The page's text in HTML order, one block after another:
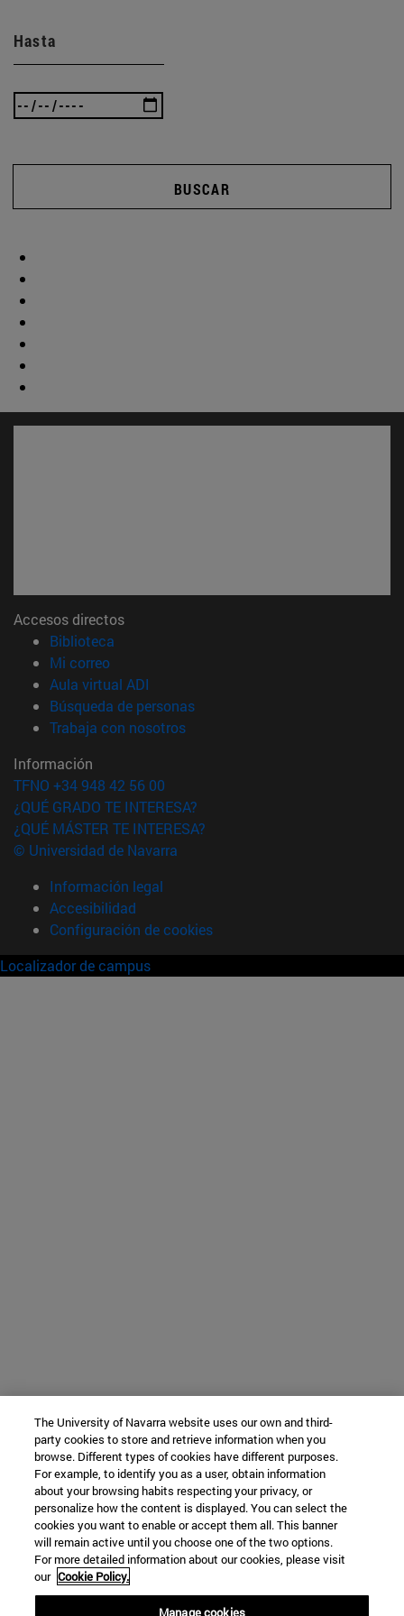
Hasta
BUSCAR
Accesos directos
Biblioteca
Mi correo(abre en nueva ventana)
Aula virtual ADI
Búsqueda de personas(abre en nueva ventana)
Trabaja con nosotros(abre en nueva ventana)
Información
TFNO +34 948 42 56 00
¿QUÉ GRADO TE INTERESA?
¿QUÉ MÁSTER TE INTERESA?
© Universidad de Navarra
Información legal
Accesibilidad
Configuración de cookies
Localizador de campus
The University of Navarra website uses our own and third-
party cookies to store and retrieve information when you
browse. Different types of cookies have different purposes.
For example, to identify you as a user, obtain information
about your browsing habits respecting your privacy, or
personalize how the content is displayed. You can select the
cookies you want to enable or accept them all. This banner
will remain active until you choose one of the two options.
For more detailed information about our cookies, please visit
our Cookie Policy.
Manage cookies